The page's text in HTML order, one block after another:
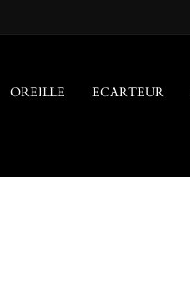
OREILLE ECARTEUR